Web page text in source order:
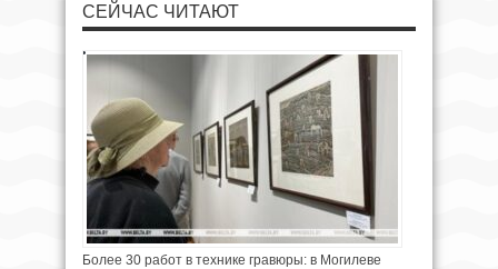
СЕЙЧАС ЧИТАЮТ
Более 30 работ в технике гравюры: в Могилеве